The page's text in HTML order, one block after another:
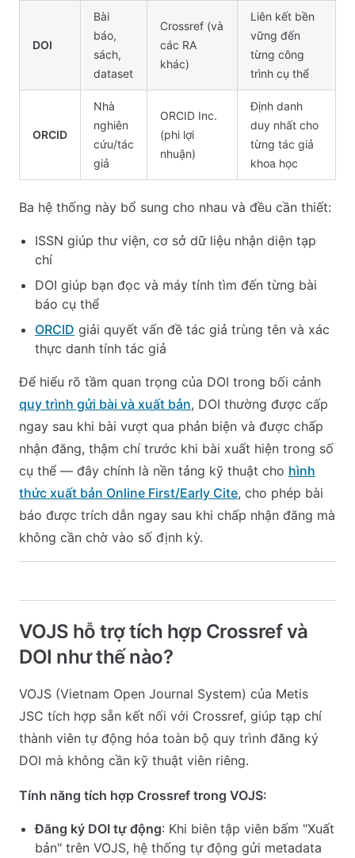
DOI
Bài
báo,
sách,
dataset
Crossref (và
các RA
khác)
Liên kết bền
vững đến
từng công
trình cụ thể
ORCID
Nhà
nghiên
cứu/tác
giả
ORCID Inc.
(phi lợi
nhuận)
Định danh
duy nhất cho
từng tác giả
khoa học
Ba hệ thống này bổ sung cho nhau và đều cần thiết:
ISSN giúp thư viện, cơ sở dữ liệu nhận diện tạp
chí
DOI giúp bạn đọc và máy tính tìm đến từng bài
báo cụ thể
ORCID giải quyết vấn đề tác giả trùng tên và xác
thực danh tính tác giả
Để hiểu rõ tầm quan trọng của DOI trong bối cảnh
quy trình gửi bài và xuất bản, DOI thường được cấp
ngay sau khi bài vượt qua phản biện và được chấp
nhận đăng, thậm chí trước khi bài xuất hiện trong số
cụ thể — đây chính là nền tảng kỹ thuật cho hình
thức xuất bản Online First/Early Cite, cho phép bài
báo được trích dẫn ngay sau khi chấp nhận đăng mà
không cần chờ vào số định kỳ.
VOJS hỗ trợ tích hợp Crossref và
DOI như thế nào?
VOJS (Vietnam Open Journal System) của Metis
JSC tích hợp sẵn kết nối với Crossref, giúp tạp chí
thành viên tự động hóa toàn bộ quy trình đăng ký
DOI mà không cần kỹ thuật viên riêng.
Tính năng tích hợp Crossref trong VOJS:
Đăng ký DOI tự động: Khi biên tập viên bấm "Xuất
bản" trên VOJS, hệ thống tự động gửi metadata